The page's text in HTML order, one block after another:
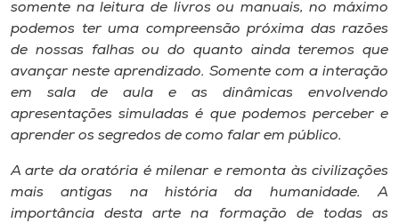
Biblioteca
Editora
Rádio
Museu
somente na leitura de livros ou manuais, no máximo
podemos ter uma compreensão próxima das razões
de nossas falhas ou do quanto ainda teremos que
avançar neste aprendizado. Somente com a interação
em sala de aula e as dinâmicas envolvendo
apresentações simuladas é que podemos perceber e
aprender os segredos de como falar em público.
A arte da oratória é milenar e remonta às civilizações
mais antigas na história da humanidade. A
importância desta arte na formação de todas as